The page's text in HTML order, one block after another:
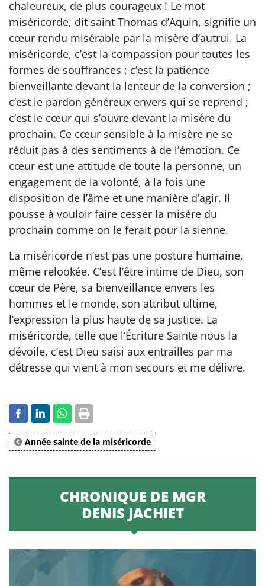
chaleureux, de plus courageux ! Le mot
miséricorde, dit saint Thomas d’Aquin, signifie un
cœur rendu misérable par la misère d’autrui. La
miséricorde, c’est la compassion pour toutes les
formes de souffrances ; c’est la patience
bienveillante devant la lenteur de la conversion ;
c’est le pardon généreux envers qui se reprend ;
c’est le cœur qui s’ouvre devant la misère du
prochain. Ce cœur sensible à la misère ne se
réduit pas à des sentiments à de l’émotion. Ce
cœur est une attitude de toute la personne, un
engagement de la volonté, à la fois une
disposition de l’âme et une manière d’agir. Il
pousse à vouloir faire cesser la misère du
prochain comme on le ferait pour la sienne.
La miséricorde n’est pas une posture humaine,
même relookée. C’est l’être intime de Dieu, son
cœur de Père, sa bienveillance envers les
hommes et le monde, son attribut ultime,
l’expression la plus haute de sa justice. La
miséricorde, telle que l’Écriture Sainte nous la
dévoile, c’est Dieu saisi aux entrailles par ma
détresse qui vient à mon secours et me délivre.
Année sainte de la miséricorde
CHRONIQUE DE MGR
DENIS JACHIET